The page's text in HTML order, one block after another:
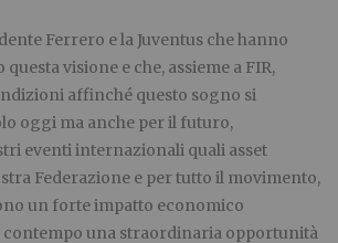
Ferrero e la Juventus che hanno
visione e che, assieme a FIR,
affinché questo sogno si
oggi ma anche per il futuro,
eventi internazionali quali asset
Federazione e per tutto il movimento,
un forte impatto economico
contempo una straordinaria opportunità